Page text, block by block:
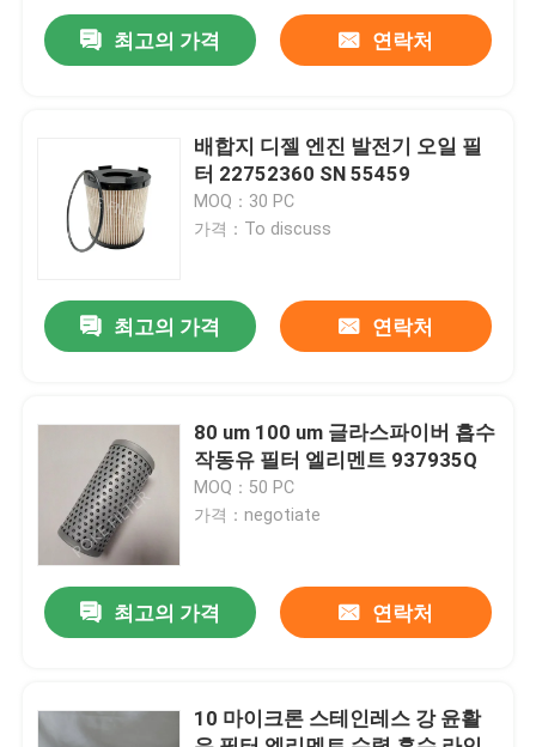
집
비디오
공장 견학
품질 관리
조회를 요청하다
유압 여과기 요소
연료 필터 요소
최고의 가격 연락처
배합지 디젤 엔진 발전기 오일 필
터 22752360 SN 55459
MOQ：30 PC
가격：To discuss
최고의 가격 연락처
80 um 100 um 글라스파이버 흡수
작동유 필터 엘리멘트 937935Q
MOQ：50 PC
가격：negotiate
최고의 가격 연락처
10 마이크론 스테인레스 강 윤활